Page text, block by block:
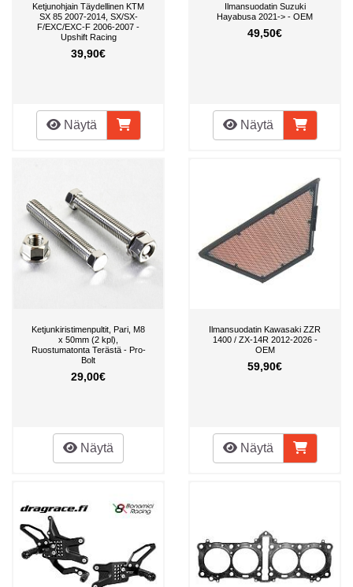
Ketjunohjain Täydellinen KTM
SX 85 2007-2014, SX/SX-
F/EXC/EXC-F 2006-2007 -
Upshift Racing
39,90€
Näytä
Ilmansuodatin Suzuki
Hayabusa 2021-> - OEM
49,50€
Näytä
Ketjunkiristimenpultit, Pari, M8
x 50mm (2 kpl),
Ruostumatonta Terästä - Pro-
Bolt
29,00€
Näytä
Ilmansuodatin Kawasaki ZZR
1400 / ZX-14R 2012-2026 -
OEM
59,90€
Näytä